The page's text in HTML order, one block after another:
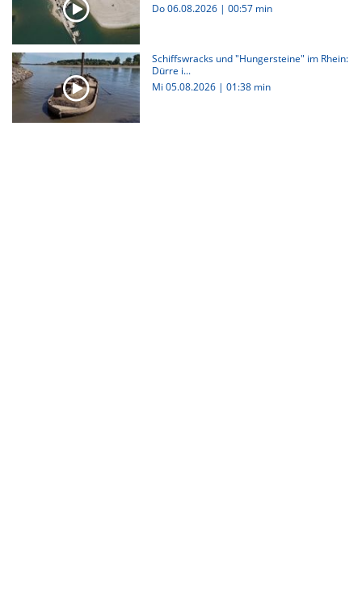
Do 06.08.2026 | 00:57 min
Schiffswracks und "Hungersteine" im Rhein:
Dürre i...
Mi 05.08.2026 | 01:38 min